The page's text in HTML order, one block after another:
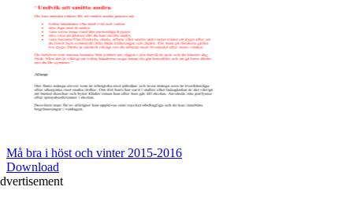
Må bra i höst och vinter 2015-2016
Download